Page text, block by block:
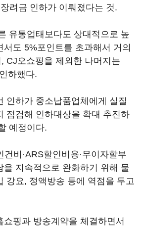
려금 인하가 이뤄졌다는 것.
유통업태보다도 상대적으로 높
도 5%포인트를 초과해서 거의
CJ오쇼핑을 제외한 나머지는
하했다.
인하가 중소납품업체에게 실질
점검해 인하대상을 확대 추진하
예정이다.
건비·ARS할인비용·무이자할부
을 지속적으로 완화하기 위해 물
강요, 정액방송 등에 역점을 두고
쇼핑과 방송계약을 체결하면서